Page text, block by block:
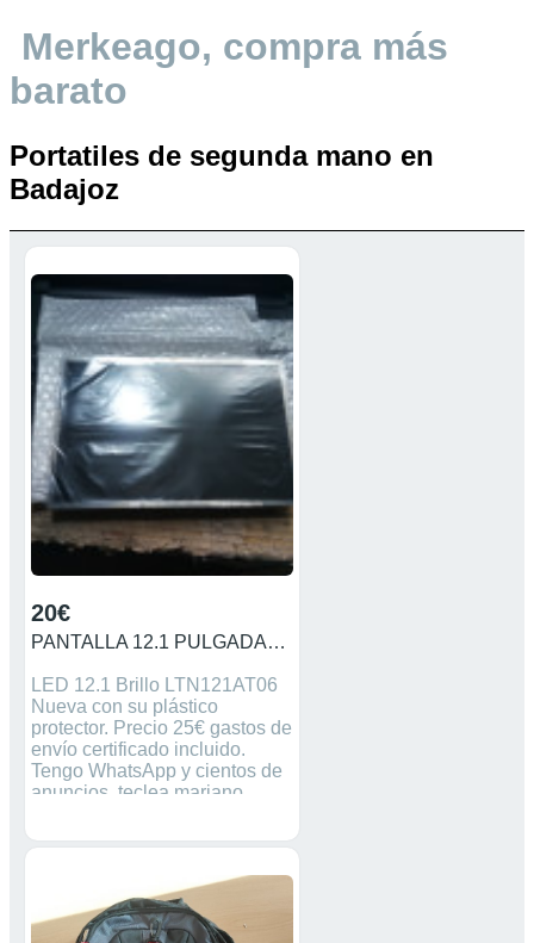
Merkeago, compra más
barato
Portatiles de segunda mano en
Badajoz
20€
PANTALLA 12.1 PULGADAS LTN121AT06 PANTALLA 12.1 PULGADAS LTN121AT06
LED 12.1 Brillo LTN121AT06
Nueva con su plástico
protector. Precio 25€ gastos de
envío certificado incluido.
Tengo WhatsApp y cientos de
anuncios, teclea mariano